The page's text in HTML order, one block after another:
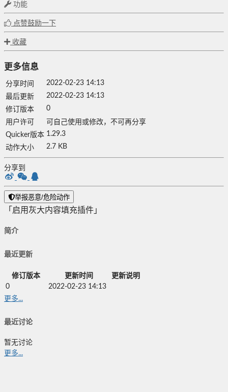
功能
点赞鼓励一下
收藏
更多信息
分享时间
2022-02-23 14:13
最后更新
2022-02-23 14:13
修订版本
0
用户许可
可自己使用或修改，不可再分享
Quicker版本 1.29.3
动作大小
2.7 KB
分享到
举报恶意/危险动作
「启用灰大内容填充插件」
简介
最近更新
修订版本 更新时间
更新说明
0
2022-02-23 14:13
更多...
最近讨论
暂无讨论
更多...